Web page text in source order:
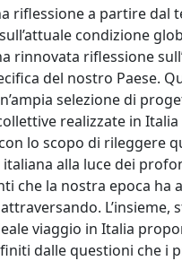
riflessione a partire dal
condizione
rinnovata riflessione
del nostro Paese.
selezione di
realizzate in
lo scopo di rileggere
italiana alla luce dei
che la nostra epoca ha
L’insieme,
viaggio in Italia
dalle questioni che i